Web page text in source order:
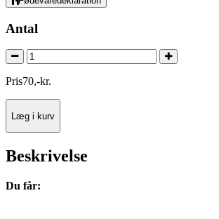
Antal
Pris70,-kr.
Læg i kurv
Beskrivelse
Du får: